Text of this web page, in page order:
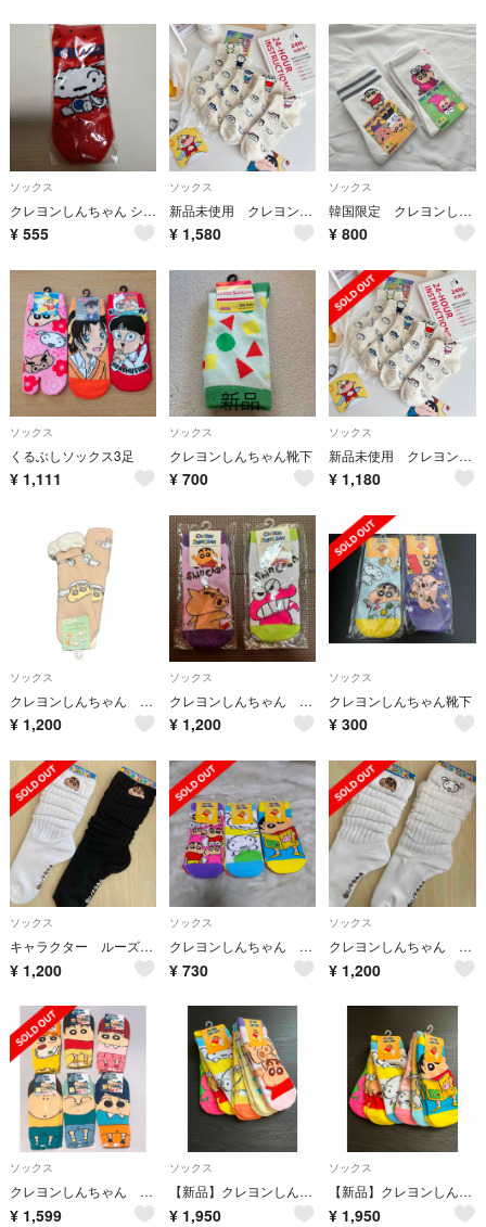
ソックス
クレヨンしんちゃん シロ靴下
¥ 555
ソックス
新品未使用 クレヨンしんちゃん 可愛いソックス ５足セット 幼稚園のお友達＆シロ
¥ 1,580
ソックス
韓国限定 クレヨンしんちゃん 靴下2点セット
¥ 800
ソックス
くるぶしソックス3足
¥ 1,111
ソックス
クレヨンしんちゃん靴下
¥ 700
ソックス
新品未使用 クレヨンしんちゃん 可愛いソックス ５足セット 幼稚園のお友達＆シロ
¥ 1,180
ソックス
クレヨンしんちゃん ボアくつ下
¥ 1,200
ソックス
クレヨンしんちゃん 靴下
¥ 1,200
ソックス
クレヨンしんちゃん靴下
¥ 300
ソックス
キャラクター ルーズソックス クレヨンしんちゃん 白 ・ 黒 2足セット
¥ 1,200
ソックス
クレヨンしんちゃん 靴下 ９足セット
¥ 730
ソックス
クレヨンしんちゃん キャラクター ルーズソックス 白 2足セット
¥ 1,200
ソックス
クレヨンしんちゃん 靴下 6足セット
¥ 1,599
ソックス
【新品】クレヨンしんちゃんのびのびソックス3P×3セット
¥ 1,950
ソックス
【新品】クレヨンしんちゃんのびのびソックス3P×2セット
¥ 1,950